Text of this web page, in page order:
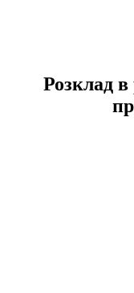
Розклад